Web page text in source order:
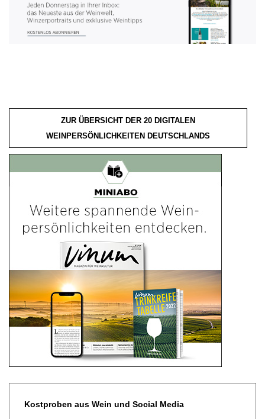
ZUR ÜBERSICHT DER 20 DIGITALEN
WEINPERSÖNLICHKEITEN DEUTSCHLANDS
Kostproben aus Wein und Social Media